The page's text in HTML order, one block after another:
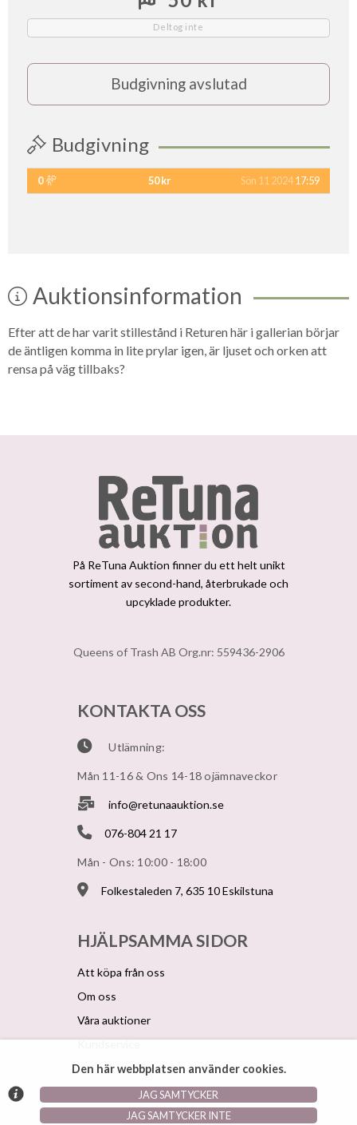
Deltog inte
Budgivning avslutad
Budgivning
0 50 kr Sön 11 202417:59
Auktionsinformation
Efter att de har varit stillestånd i Returen här i gallerian börjar
de äntligen komma in lite prylar igen, är ljuset och orken att
rensa på väg tillbaks?
På ReTuna Auktion finner du ett helt unikt
sortiment av second-hand, återbrukade och
upcyklade produkter.
Queens of Trash AB Org.nr: 559436-2906
KONTAKTA OSS
Utlämning:
Mån 11-16 & Ons 14-18 ojämnaveckor
info@retunaauktion.se
076-804 21 17
Mån - Ons: 10:00 - 18:00
Folkestaleden 7, 635 10 Eskilstuna
HJÄLPSAMMA SIDOR
Att köpa från oss
Om oss
Våra auktioner
Kundservice
© Argonova Auktionsplattform 2026
Den här webbplatsen använder cookies.
JAG SAMTYCKER
JAG SAMTYCKER INTE